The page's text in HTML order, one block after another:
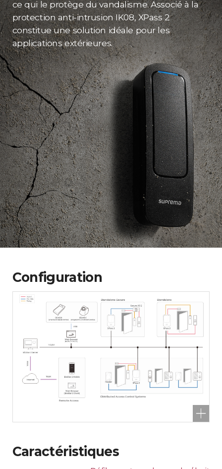
ce qui le protège du vandalisme. Associé à la
protection anti-intrusion IK08, XPass 2
constitue une solution idéale pour les
applications extérieures.
Configuration
Caractéristiques